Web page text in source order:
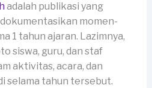
adalah publikasi yang
momen-
1 tahun ajaran. Lazimnya,
siswa, guru, dan staf
aktivitas, acara, dan
selama tahun tersebut.